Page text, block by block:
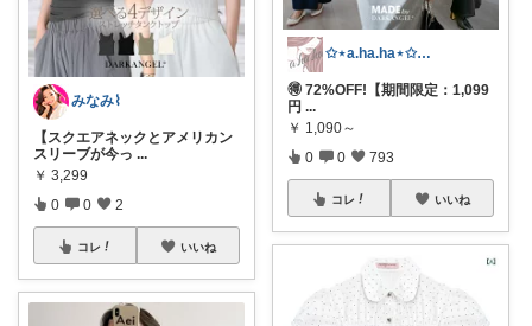
みなみ⌇
【スクエアネックとアメリカン
スリーブが今っ ...
￥ 3,299
0 0 2
コレ いいね
✩⋆a.ha.ha⋆✩🛒感謝っ❤︎
🉐 72%OFF!【期間限定：1,099
円 ...
￥ 1,090～
0 0 793
コレ いいね